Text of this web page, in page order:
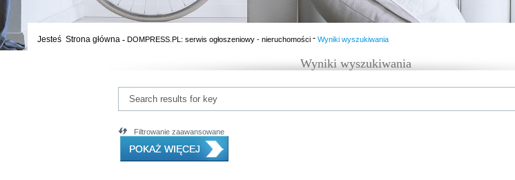
Jesteś Strona główna - DOMPRESS.PL: serwis ogłoszeniowy - nieruchomości - Wyniki wyszukiwania
Wyniki wyszukiwania
Search results for key
Filtrowanie zaawansowane
POKAŻ WIĘCEJ